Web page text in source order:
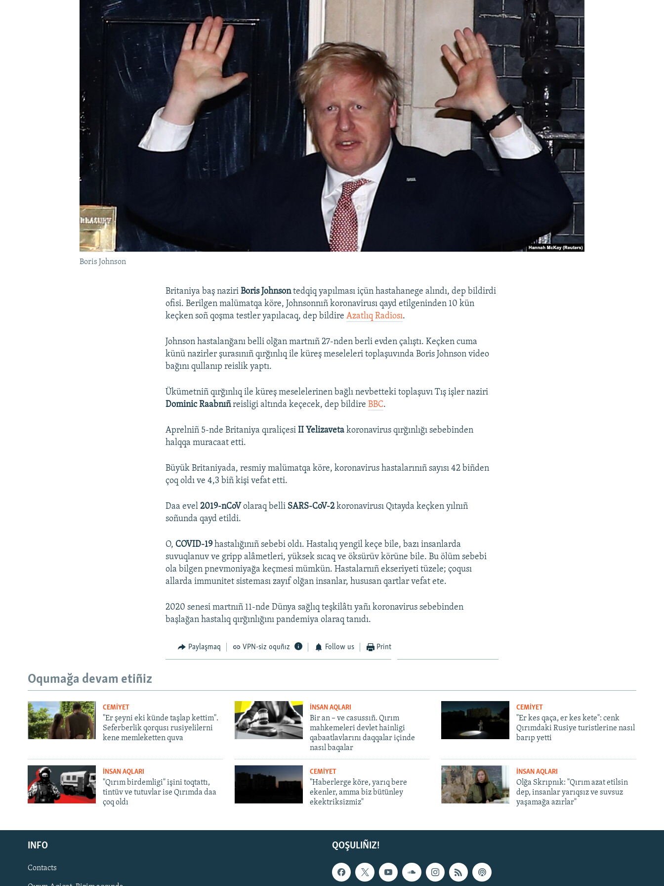
Русский
Українською
QOŞULIÑIZ!
Boris Johnson
Britaniya baş naziriBoris Johnsontedqiq yapılması içün hastahanege alındı, dep bildirdi
ofisi. Berilgen malümatqa köre, Johnsonnıñ koronavirusı qayd etilgeninden 10 kün
keçken soñ qoşma testler yapılacaq, dep bildireAzatlıq Radiosı.
Johnson hastalanğanı belli olğan martnıñ 27-nden berli evden çalıştı. Keçken cuma
künü nazirler şurasınıñ qırğınlıq ile küreş meseleleri toplaşuvında Boris Johnson video
bağını qullanıp reislik yaptı.
Ükümetniñ qırğınlıq ile küreş meselelerinen bağlı nevbetteki toplaşuvı Tış işler naziri
Dominic Raabnıñreisligi altında keçecek, dep bildireBBC.
Aprelniñ 5-nde Britaniya qıraliçesiII Yelizavetakoronavirus qırğınlığı sebebinden
halqqa muracaat etti.
Büyük Britaniyada, resmiy malümatqa köre, koronavirus hastalarınıñ sayısı 42 biñden
çoq oldı ve 4,3 biñ kişi vefat etti.
Daa evel2019-nCoVolaraq belli SARS-CoV-2koronavirusı Qıtayda keçken yılnıñ
soñunda qayd etildi.
O, COVID-19 hastalığınıñ sebebi oldı. Hastalıq yengil keçe bile, bazı insanlarda
suvuqlanuv ve gripp alâmetleri, yüksek sıcaq ve öksürüv körüne bile. Bu ölüm sebebi
ola bilgen pnevmoniyağa keçmesi mümkün. Hastalarnıñ ekseriyeti tüzele; çoqusı
allarda immunitet sisteması zayıf olğan insanlar, hususan qartlar vefat ete.
2020 senesi martnıñ 11-nde Dünya sağlıq teşkilâtı yañı koronavirus sebebinden
başlağan hastalıq qırğınlığını pandemiya olaraq tanıdı.
Paylaşmaq VPN-siz oquñız Follow us Print
Oqumağa devam etiñiz
CEMİYET
"Er şeyni eki künde taşlap kettim".
Seferberlik qorqusı rusiyelilerni
kene memleketten quva
İNSAN AQLARI
Bir an – ve casussıñ. Qırım
mahkemeleri devlet hainligi
qabaatlavlarını daqqalar içinde
nasıl baqalar
CEMİYET
"Er kes qaça, er kes kete": cenk
Qırımdaki Rusiye turistlerine nasıl
barıp yetti
İNSAN AQLARI
"Qırım birdemligi" işini toqtattı,
tintüv ve tutuvlar ise Qırımda daa
çoq oldı
CEMİYET
"Haberlerge köre, yarıq bere
ekenler, amma biz bütünley
ekektriksizmiz"
İNSAN AQLARI
Olğa Skrıpnık: "Qırım azat etilsin
dep, insanlar yarıqsız ve suvsuz
yaşamağa azırlar"
QOŞULIÑIZ!
INFO
Contacts